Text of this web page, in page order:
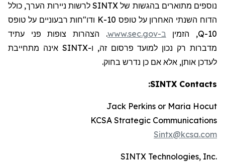
נוספים מתוארים בהגשות של SINTX לרשות ניירות הערך, כולל
הדוח השנתי האחרון על טופס 10-K ודו
"חות רבעוניים על טופס
10-Q, הזמין
ב-www.sec.gov
. הצהרות צופות פני עתיד
מדברות רק נכון למועד פרסום זה, ו-SINTX אינה מתחייבת
לעדכן אותן, אלא אם כן נדרש בחוק.
SINTX Contacts
:
Jack Perkins or Maria Hocut
KCSA Strategic Communications
Sintx@kcsa.com
SINTX Technologies, Inc.